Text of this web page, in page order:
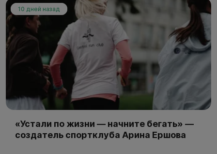
10 дней назад
«Устали по жизни — начните бегать» —
создатель спортклуба Арина Ершова